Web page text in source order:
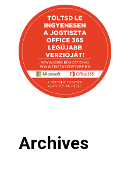
Archives